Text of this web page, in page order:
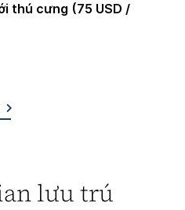
lưu trú